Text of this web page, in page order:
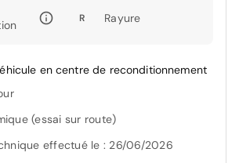
R Rayure
en centre de reconditionnement
(essai sur route)
effectué le : 26/06/2026